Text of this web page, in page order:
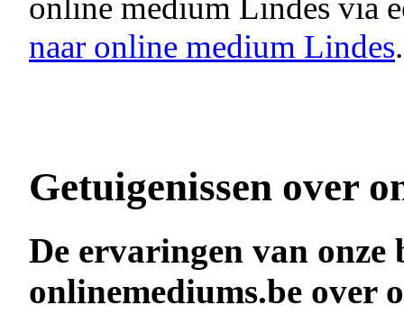
online medium Lindes via
naar online medium Lindes.
Getuigenissen over
De ervaringen van onze
onlinemediums.be over